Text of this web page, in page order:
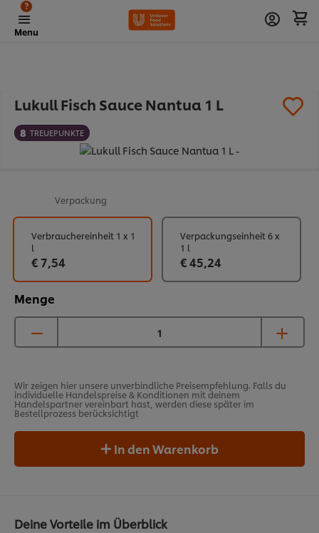
Menu
?
Lukull Fisch Sauce Nantua 1 L
8 TREUEPUNKTE
Verpackung
Menge
Verbrauchereinheit 1 x 1
l
€ 7,54
Verpackungseinheit 6 x
1 l
€ 45,24
Wir zeigen hier unsere unverbindliche Preisempfehlung. Falls du
individuelle Handelspreise & Konditionen mit deinem
Handelspartner vereinbart hast, werden diese später im
Bestellprozess berücksichtigt
In den Warenkorb
Deine Vorteile im Überblick